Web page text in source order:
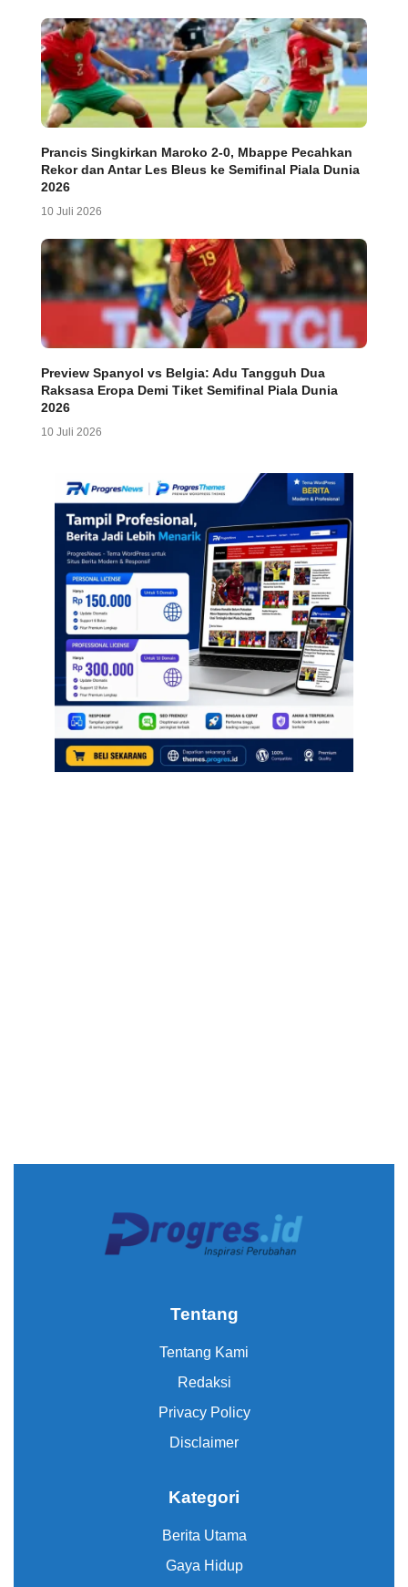
Prancis Singkirkan Maroko 2-0, Mbappe Pecahkan
Rekor dan Antar Les Bleus ke Semifinal Piala Dunia
2026
10 Juli 2026
Preview Spanyol vs Belgia: Adu Tangguh Dua
Raksasa Eropa Demi Tiket Semifinal Piala Dunia
2026
10 Juli 2026
Tentang
Tentang Kami
Redaksi
Privacy Policy
Disclaimer
Kategori
Berita Utama
Gaya Hidup